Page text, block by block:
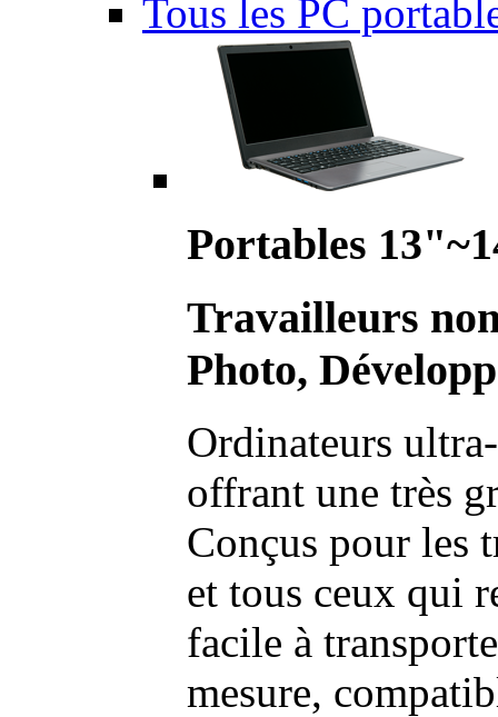
Tous les PC
Portables
Travailleurs
Photo,
Ordinateurs
offrant une très
Conçus pour les
et tous ceux qui
facile à
mesure,